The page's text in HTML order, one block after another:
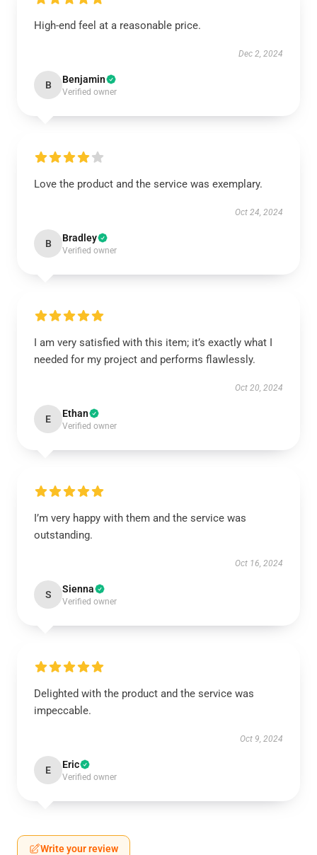
High-end feel at a reasonable price.
Dec 2, 2024
B Benjamin
Verified owner
Love the product and the service was exemplary.
Oct 24, 2024
B Bradley
Verified owner
I am very satisfied with this item; it’s exactly what I
needed for my project and performs flawlessly.
Oct 20, 2024
E Ethan
Verified owner
I’m very happy with them and the service was
outstanding.
Oct 16, 2024
S Sienna
Verified owner
Delighted with the product and the service was
impeccable.
Oct 9, 2024
E Eric
Verified owner
Write your review